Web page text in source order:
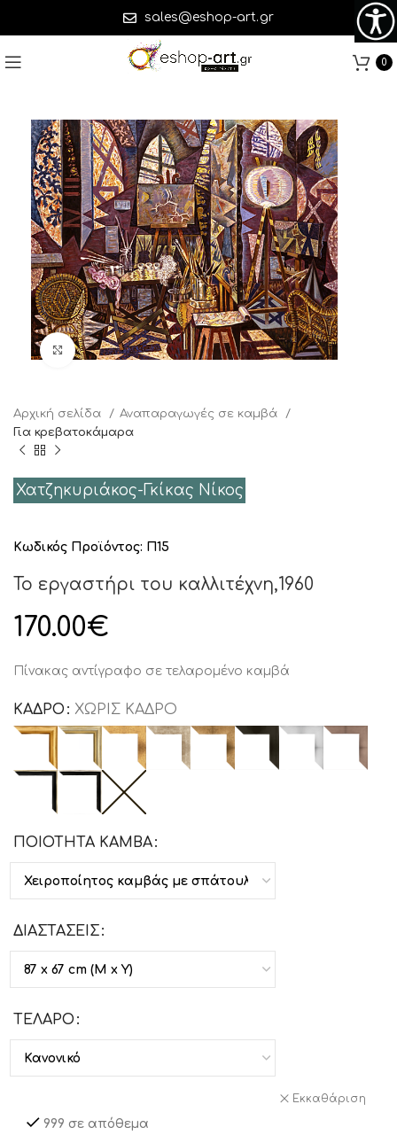
sales@eshop-art.gr
0
Click to enlarge
Αρχική σελίδα
Αναπαραγωγές σε καμβά
Για κρεβατοκάμαρα
Χατζηκυριάκος-Γκίκας Νίκος
Κωδικός Προϊόντος: Π15
Το εργαστήρι του καλλιτέχνη,1960
170.00€
Πίνακας αντίγραφο σε τελαρομένο καμβά
ΚΑΔΡΟ ΧΩΡΙΣ ΚΑΔΡΟ
ΠΟΙΟΤΗΤΑ ΚΑΜΒΑ
ΔΙΑΣΤΑΣΕΙΣ
ΤΕΛΑΡΟ
Εκκαθάριση
999 σε απόθεμα